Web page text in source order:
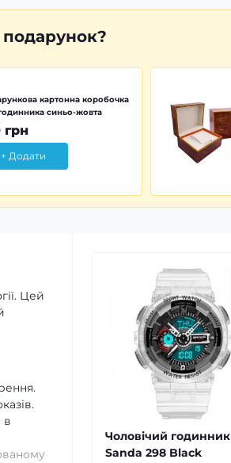
подарунок?
картонна коробочка
синьо-жовта
грн
+ Додати
Цей
в
Чоловічий годинник
Sanda 298 Black